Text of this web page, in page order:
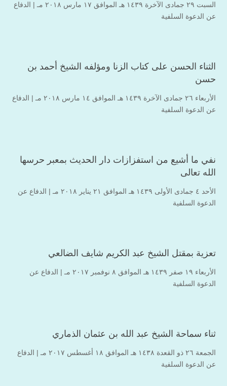
السبت ۲۹ جمادى الآخرة ۱٤۳۹ هـ الموافق ۱۷ مارس ۲۰۱۸ مـ |
الدفاع
عن الدعوة السلفية
الثناء الحسن على كتاب الزنا ومؤلفه الشيخ أحمد بن
حسن
الأربعاء ۲٦ جمادى الآخرة ۱٤۳۹ هـ الموافق ۱٤ مارس ۲۰۱۸ مـ |
الدفاع
عن الدعوة السلفية
نفي ما أشيع من استفزازات دار الحديث بمعبر حرسها
الله تعالى
الأحد ٤ جمادى الأولى ۱٤۳۹ هـ الموافق ۲۱ يناير ۲۰۱۸ مـ |
الدفاع عن
الدعوة السلفية
تعزية بمقتل الشيخ عبد الكريم شايف الضالعي
الأربعاء ۱۹ صفر ۱٤۳۹ هـ الموافق ۸ نوفمبر ۲۰۱۷ مـ |
الدفاع عن
الدعوة السلفية
ثناء سماحة الشيخ عبد الله بن عثمان الذماري
الجمعة ۲٦ ذو القعدة ۱٤۳۸ هـ الموافق ۱۸ أغسطس ۲۰۱۷ مـ |
الدفاع
عن الدعوة السلفية